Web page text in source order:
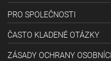
PRO SPOLEČNOSTI
ČASTO KLADENÉ OTÁZKY
ZÁSADY OCHRANY